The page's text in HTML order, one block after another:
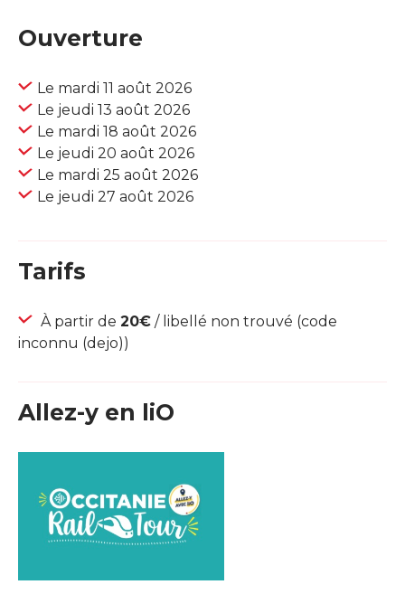
Ouverture
Le mardi 11 août 2026
Le jeudi 13 août 2026
Le mardi 18 août 2026
Le jeudi 20 août 2026
Le mardi 25 août 2026
Le jeudi 27 août 2026
Tarifs
À partir de 20€ / libellé non trouvé (code
inconnu (dejo))
Allez-y en liO